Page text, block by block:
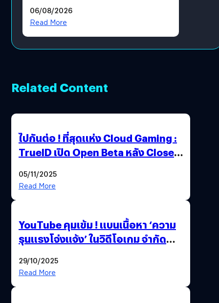
?
06/08/2026
Read More
Related Content
ไปกันต่อ ! ที่สุดแห่ง Cloud Gaming :
TrueID เปิด Open Beta หลัง Close
Thailand Game Show 2025 ทะลุ 15
05/11/2025
Read More
YouTube คุมเข้ม ! แบนเนื้อหา ‘ความ
รุนแรงโจ่งแจ้ง’ ในวิดีโอเกม จำกัด
29/10/2025
Read More